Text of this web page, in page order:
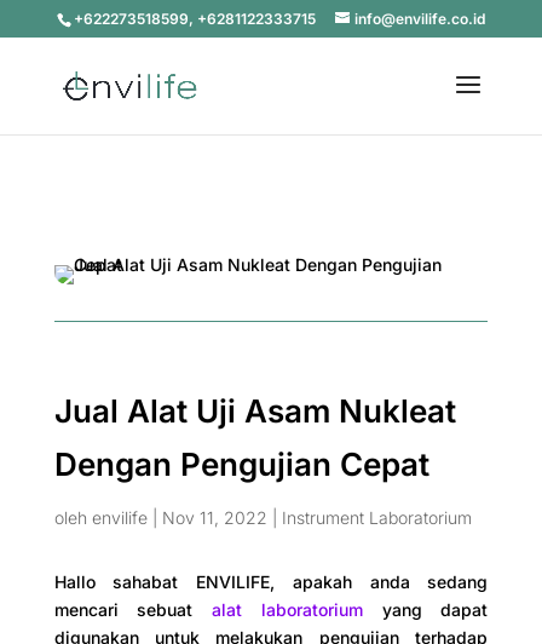
+622273518599, +6281122333715 info@envilife.co.id
Jual Alat Uji Asam Nukleat
Dengan Pengujian Cepat
oleh envilife| Nov 11, 2022 Instrument Laboratorium
Hallo sahabat ENVILIFE, apakah anda sedang
mencari sebuat alat laboratoriumyang dapat
digunakan untuk melakukan pengujian terhadap